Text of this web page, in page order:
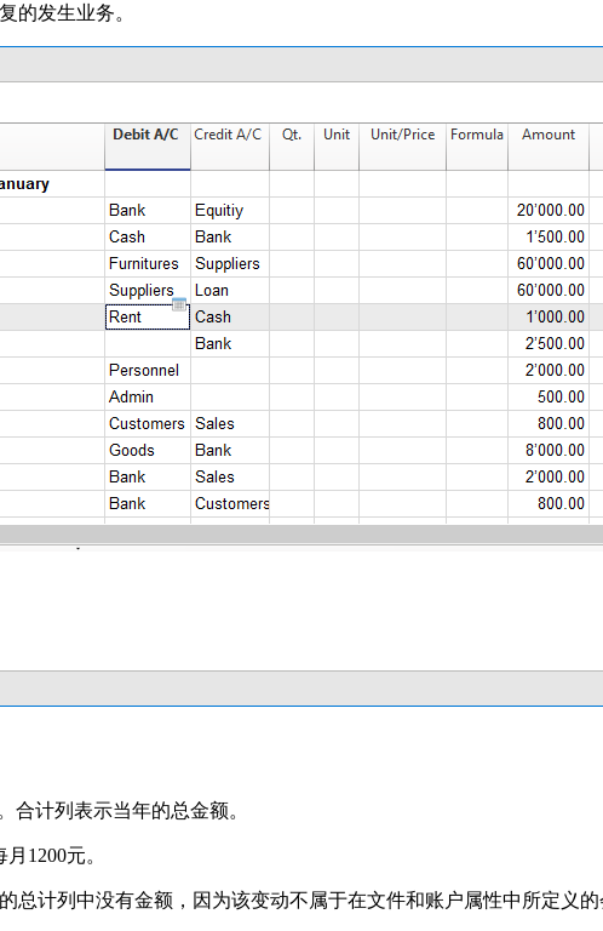
的发生业务。
计列表示当年的总金额。
1200元。
计列中没有金额，因为该变动不属于在文件和账户属性中所定义的